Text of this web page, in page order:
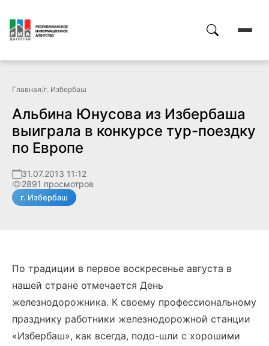
Главная/г. Избербаш
Альбина Юнусова из Избербаша
выиграла в конкурсе тур-поездку
по Европе
31.07.2013 11:12
2891 просмотров
г. Избербаш
По традиции в первое воскресенье августа в
нашей стране отмечается День
железнодорожника. К своему профессиональному
празднику работники железнодорожной станции
«Избербаш», как всегда, подо-шли с хорошими